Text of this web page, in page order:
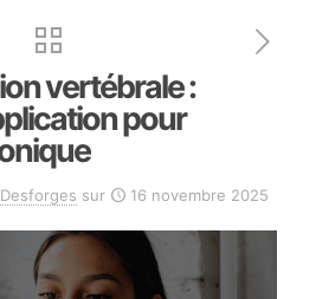
vertébrale :
pour
sur 16 novembre 2025